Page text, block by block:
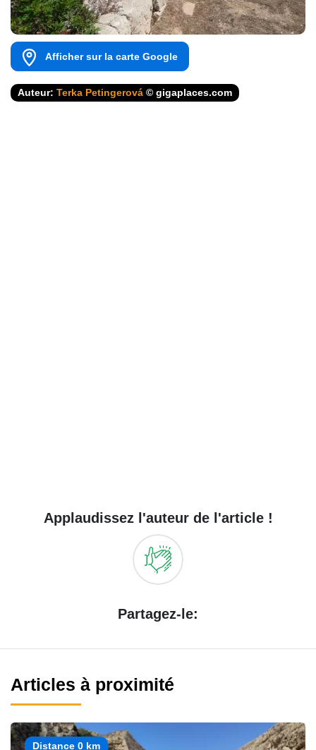
Afficher sur la carte Google
Auteur: Terka Petingerová © gigaplaces.com
Applaudissez l'auteur de l'article !
Partagez-le:
Articles à proximité
Distance 0 km